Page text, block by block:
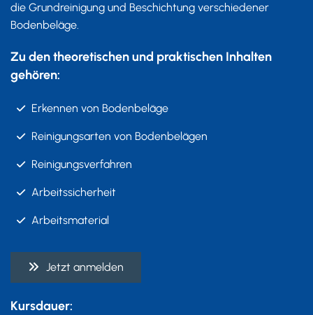
die Grundreinigung und Beschichtung verschiedener
Bodenbeläge.
Zu den theoretischen und praktischen Inhalten
gehören:
Erkennen von Bodenbeläge
Reinigungsarten von Bodenbelägen
Reinigungsverfahren
Arbeitssicherheit
Arbeitsmaterial
Jetzt anmelden
Kursdauer: